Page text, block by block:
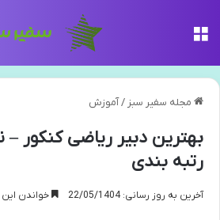
مجله سفیر سبز /آموزش
بهترین دبیر ریاضی کنکور
رتبه بندی
آخرین به روز رسانی: 22/05/1404 خواندن این مطلب 14